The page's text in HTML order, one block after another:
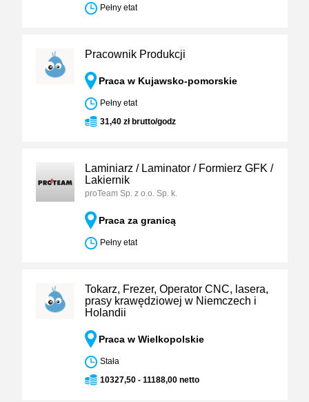
Pełny etat
Pracownik Produkcji
Praca w Kujawsko-pomorskie
Pełny etat
31,40 zł brutto/godz
Laminiarz / Laminator / Formierz GFK /
Lakiernik
proTeam Sp. z o.o. Sp. k.
Praca za granicą
Pełny etat
Tokarz, Frezer, Operator CNC, lasera,
prasy krawędziowej w Niemczech i
Holandii
Praca w Wielkopolskie
Stała
10327,50 - 11188,00 netto